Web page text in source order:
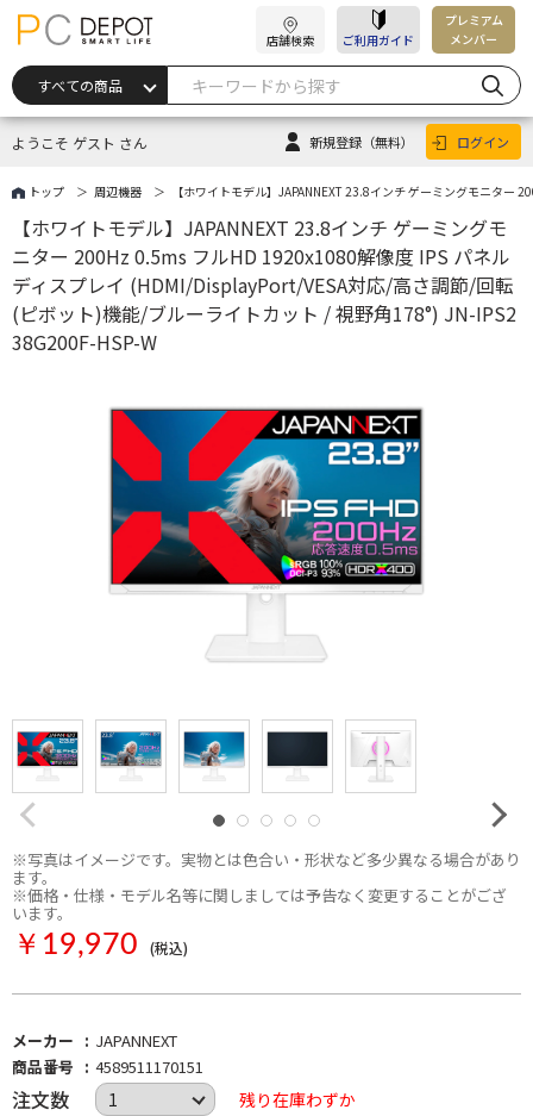
店舗検索 ご利用ガイド
プレミアム
メンバー
ようこそ ゲスト さん 新規登録 （無料） ログイン
トップ 周辺機器 【ホワイトモデル】JAPANNEXT 23.8インチ ゲーミングモニタ
※写真はイメージです。実物とは色合い・形状など多少異なる場合があり
ます。
※価格・仕様・モデル名等に関しましては予告なく変更することがござ
います。
【ホワイトモデル】JAPANNEXT 23.8インチ ゲーミングモ
ニター 200Hz 0.5ms フルHD 1920x1080解像度 IPS パネル
ディスプレイ (HDMI/DisplayPort/VESA対応/高さ調節/回転
(ピボット)機能/ブルーライトカット / 視野角178°) JN-IPS2
38G200F-HSP-W
￥19,970 (税込)
メーカー
JAPANNEXT
商品番号
4589511170151
注文数 残り在庫わずか